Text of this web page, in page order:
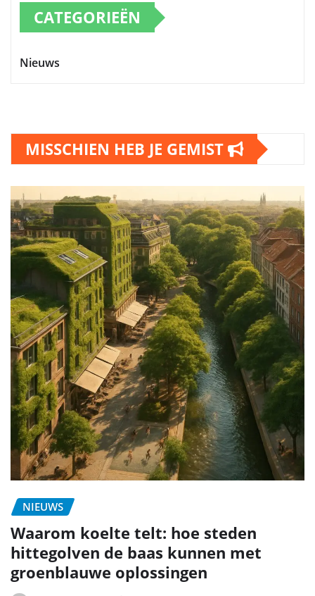
CATEGORIEËN
Nieuws
MISSCHIEN HEB JE GEMIST
NIEUWS
Waarom koelte telt: hoe steden
hittegolven de baas kunnen met
groenblauwe oplossingen